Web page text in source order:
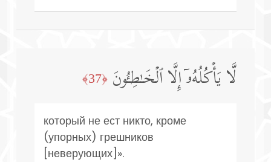
لَّا یَأۡكُلُهُۥۤ إِلَّا ٱلۡخَـٰطِـُٔونَ ﴿37﴾
который не ест никто, кроме
(упорных) грешников
[неверующих]».